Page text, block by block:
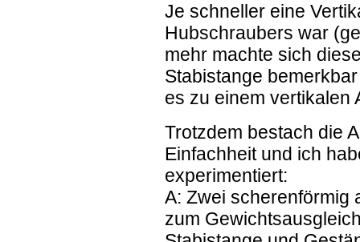
Je schneller eine
Hubschraubers war
mehr machte sich
Stabistange
es zu einem vertikalen
Trotzdem bestach die
Einfachheit und ich
experimentiert:
A: Zwei scherenförmig
zum